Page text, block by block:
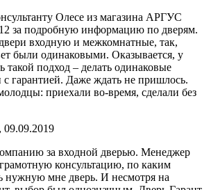
Олесе из магазина АРГУС
за подробную информацию по дверям.
входную и межкомнатные, так,
были одинаковыми. Оказывается, у
такой подход – делать одинаковые
с гарантией. Даже ждать не пришлось.
приехали во-время, сделали без
за входной дверью. Менеджер
консультацию, по каким
нужную мне дверь. И несмотря на